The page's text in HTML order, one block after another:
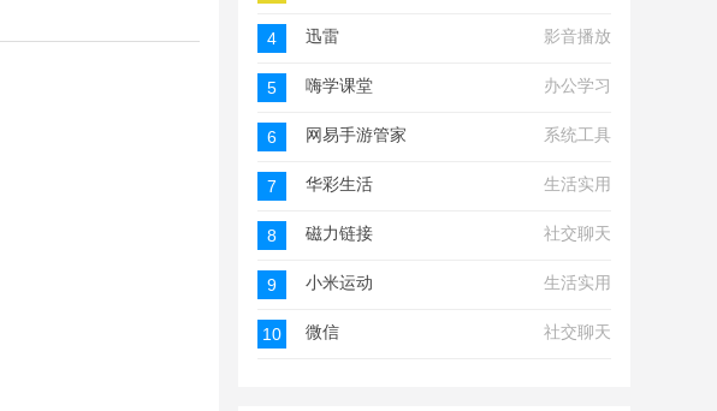
4 迅雷 影音播放
5 嗨学课堂 办公学习
6 网易手游管家 系统工具
7 华彩生活 生活实用
8 磁力链接 社交聊天
9 小米运动 生活实用
10 微信 社交聊天